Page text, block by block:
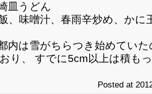
皿うどん
、味噌汁、春雨辛炒め、かに
内は雪がちらつき始めてい
り、 すでに5cm以上は積も
Posted at